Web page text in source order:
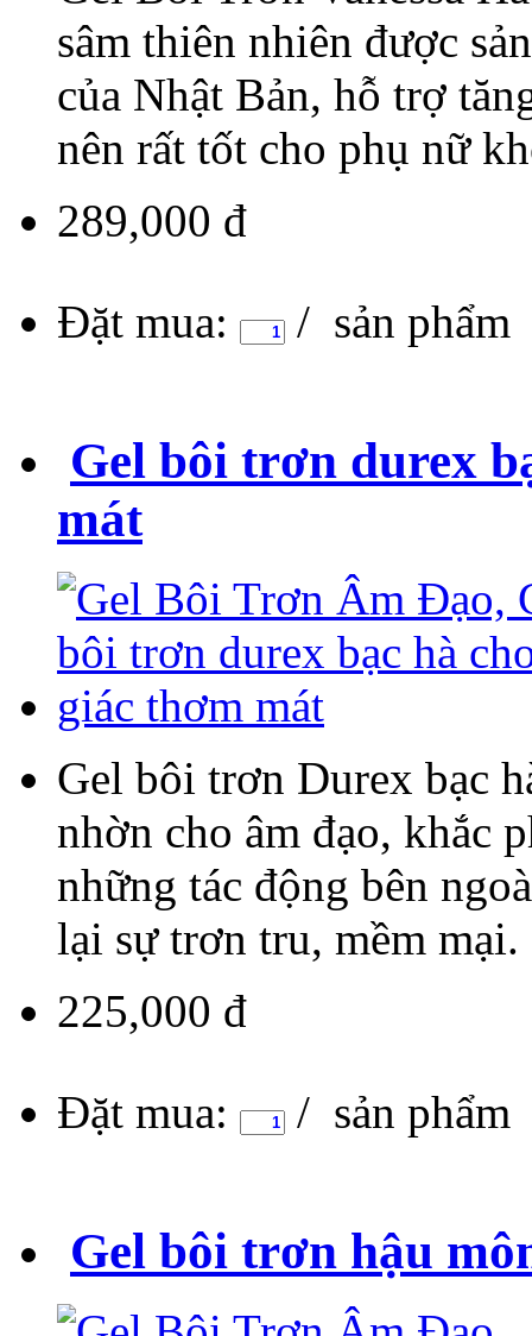
sâm thiên nhiên được
của Nhật Bản, hỗ trợ
nên rất tốt cho phụ nữ
289,000 đ
Đặt mua:
/ sản phẩm
Gel bôi trơn durex
mát
Gel bôi trơn Durex bạc
nhờn cho âm đạo, khắc
những tác động bên
lại sự trơn tru, mềm
225,000 đ
Đặt mua:
/ sản phẩm
Gel bôi trơn hậu